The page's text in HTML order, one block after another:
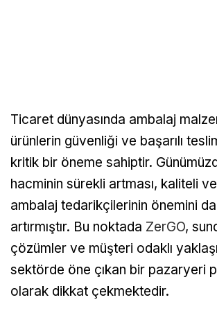
Ticaret dünyasında ambalaj
ürünlerin güvenliği ve başarılı
kritik bir öneme sahiptir.
hacminin sürekli artması, kaliteli
ambalaj tedarikçilerinin önemini
artırmıştır. Bu noktada ZerGO,
çözümler ve müşteri odaklı
sektörde öne çıkan bir pazaryeri
olarak dikkat çekmektedir.